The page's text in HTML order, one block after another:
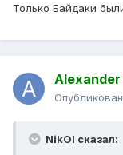
Только Байдаки
NikOl сказал: